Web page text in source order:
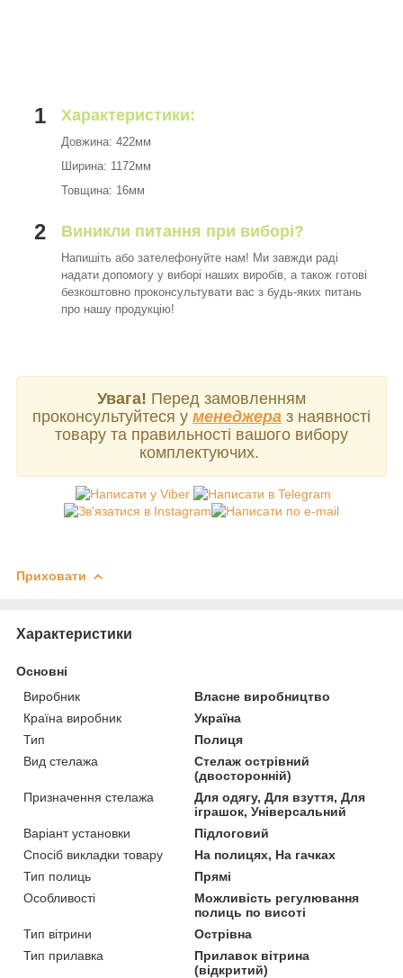
1 Характеристики:
Довжина: 422мм
Ширина: 1172мм
Товщина: 16мм
2 Виникли питання при виборі?
Напишіть або зателефонуйте нам! Ми завжди раді
надати допомогу у виборі наших виробів, а також готові
безкоштовно проконсультувати вас з будь-яких питань
про нашу продукцію!
Увага! Перед замовленням
проконсультуйтеся у менеджера з наявності
товару та правильності вашого вибору
комплектуючих.
Приховати
Характеристики
Основні
Виробник
Власне виробництво
Країна виробник
Україна
Тип
Полиця
Вид стелажа
Стелаж острівний
(двосторонній)
Призначення стелажа
Для одягу, Для взуття, Для
іграшок, Універсальний
Варіант установки
Підлоговий
Спосіб викладки товару
На полицях, На гачках
Тип полиць
Прямі
Особливості
Можливість регулювання
полиць по висоті
Тип вітрини
Острівна
Тип прилавка
Прилавок вітрина
(відкритий)